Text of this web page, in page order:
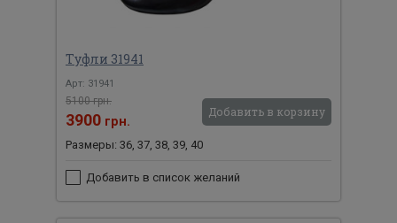
Туфли 31941
Арт: 31941
5100 грн.
3900 грн.
Добавить в корзину
Размеры: 36, 37, 38, 39, 40
Добавить в список желаний